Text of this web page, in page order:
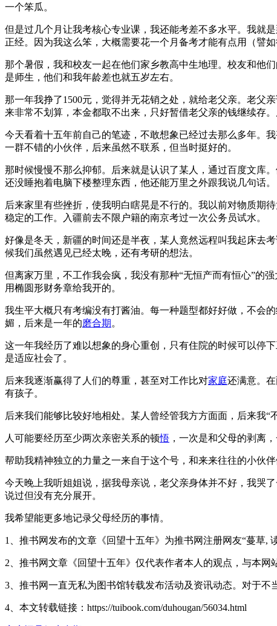
一个笨瓜。
但是过几个月让我考核心专业课，我还能考差不多水平。我就
正经。因为我这么笨，大概需要花一个月备考才能有点用（譬
那个暑假，我和校友一起在他们家乡教高中生地理。校友和他
是师生，他们和我年龄差也就五岁左右。
那一年我挣了1500元，觉得并无花销之处，就给老父亲。老父
来非常不划算，本金都取不出来，只好暂借老父亲的钱继续存
今天看着十五年前自己的笔迹，不敢想象已经过去那么多年。
一群不错的小伙伴，后来虽然不联系，但当时挺好的。
那时候慢慢不那么抑郁。后来就是认识了某人，通过百度文库
还没睡抱着电脑下楼整理东西，他还能万里之外跟我说几句话。
后来家里有些挫折，使我明白瞎晃是不行的。我以前对物质期
稳定的工作。入疆前去不限户籍的南京考过一次公务员试水。
好像是冬天，新疆的时间还是半夜，某人竟然远程叫我起床去
候我们虽然遇见已经太晚，还有考研的想法。
但离家万里，不工作我会疯，我没有那种“无恒产而有恒心”的
用椭圆形财务章给我开的。
我生平大概只有考编没有打酱油。每一种题型都好好做，不会
媚，后来是一年的磨合期 。
这一年我经历了难以想象的身心重创，只有住院的时候可以停
是适应社会了。
后来我逐渐赢得了人们的尊重，甚至对工作比对家庭还满意。
有孩子。
后来我们能够比较好地相处。某人曾经管我方方面面，后来我“
人可能要经历至少两次亲密关系的顿悟 ，一次是和父母的剥离
帮助我精神独立的力量之一来自于这个号，和来来往往的小伙
今天晚上我听姐姐说，据我母亲说，老父亲身体并不好，我哭
说过但没有充分展开。
我希望能更多地记录父母经历的事情。
1、推书网发布的文章《回望十五年》为推书网注册网友“蔓草,
2、推书网文章《回望十五年》仅代表作者本人的观点，与本网
3、推书网一直无私为图书馆转载发布活动及资讯动态。对于
4、本文转载链接：https://tuibook.com/duhougan/56034.html